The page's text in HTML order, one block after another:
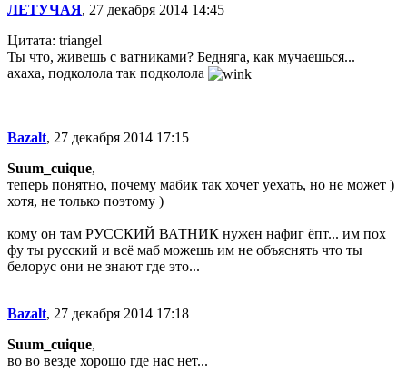
ЛЕТУЧАЯ, 27 декабря 2014 14:45
Цитата: triangel
Ты что, живешь с ватниками? Бедняга, как мучаешься...
ахаха, подколола так подколола
Bazalt, 27 декабря 2014 17:15
Suum_cuique,
теперь понятно, почему мабик так хочет уехать, но не может )
хотя, не только поэтому )
кому он там РУССКИЙ ВАТНИК нужен нафиг ёпт... им пох
фу ты русский и всё маб можешь им не объяснять что ты
белорус они не знают где это...
Bazalt, 27 декабря 2014 17:18
Suum_cuique,
во во везде хорошо где нас нет...